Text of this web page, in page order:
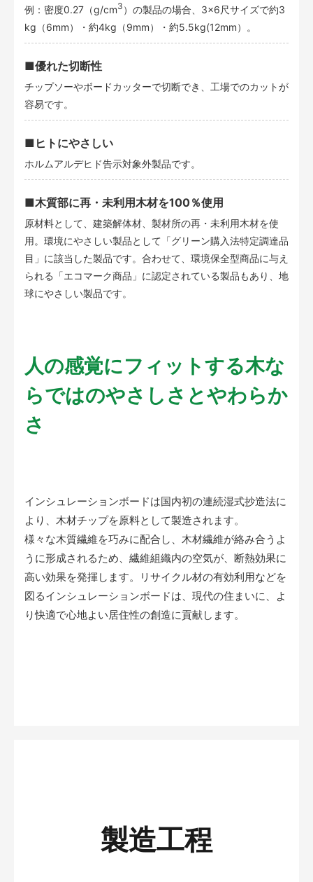
例：密度0.27（g/cm3 ）の製品の場合、3×6尺サイズで約3
kg（6mm）・約4kg（9mm）・約5.5kg(12mm）。
■優れた切断性
チップソーやボードカッターで切断でき、工場でのカットが
容易です。
■ヒトにやさしい
ホルムアルデヒド告示対象外製品です。
■木質部に再・未利用木材を100％使用
原材料として、建築解体材、製材所の再・未利用木材を使
用。環境にやさしい製品として「グリーン購入法特定調達品
目」に該当した製品です。合わせて、環境保全型商品に与え
られる「エコマーク商品」に認定されている製品もあり、地
球にやさしい製品です。
人の感覚にフィットする木な
らではのやさしさとやわらか
さ
インシュレーションボードは国内初の連続湿式抄造法に
より、木材チップを原料として製造されます。
様々な木質繊維を巧みに配合し、木材繊維が絡み合うよ
うに形成されるため、繊維組織内の空気が、断熱効果に
高い効果を発揮します。リサイクル材の有効利用などを
図るインシュレーションボードは、現代の住まいに、よ
り快適で心地よい居住性の創造に貢献します。
製造工程